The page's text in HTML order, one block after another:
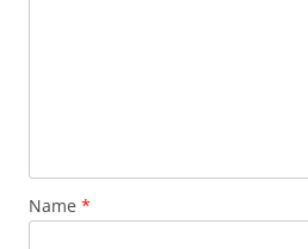
Name *